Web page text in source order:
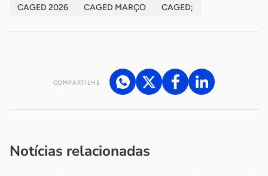
CAGED 2026 CAGED MARÇO CAGED;
COMPARTILHE
Notícias relacionadas